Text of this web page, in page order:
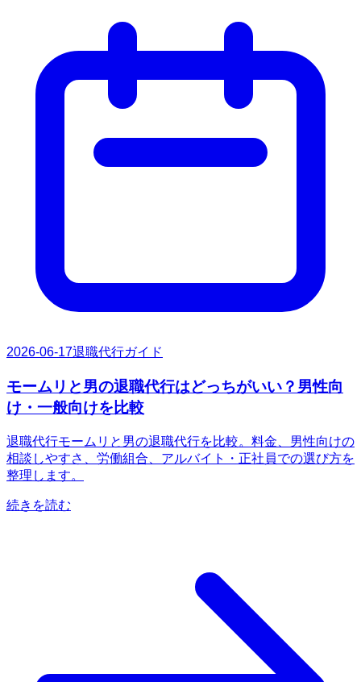
2026-06-17退職代行ガイド
モームリと男の退職代行はどっちがいい？男性向
け・一般向けを比較
退職代行モームリと男の退職代行を比較。料金、男性向けの
相談しやすさ、労働組合、アルバイト・正社員での選び方を
整理します。
続きを読む